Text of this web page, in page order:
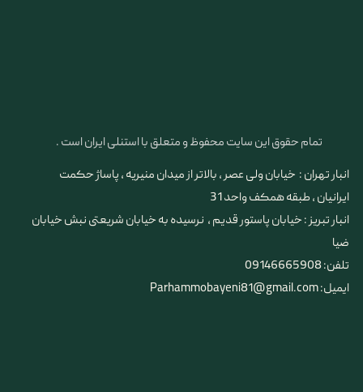
تمام حقوق این سایت محفوظ و متعلق با استنلی ایران است .
انبار تهران : خیابان ولی عصر ، بالاتر از میدان منیریه ، پاساژ حکمت
ایرانیان ، طبقه همکف واحد 31
​​​​​​​انبار تبریز : خیابان پاستور قدیم ، نرسیده به خیابان شریعتی نبش خیابان
ضیا
تلفن: 09146665908
ایمیل: Parhammobayeni81@gmail.com